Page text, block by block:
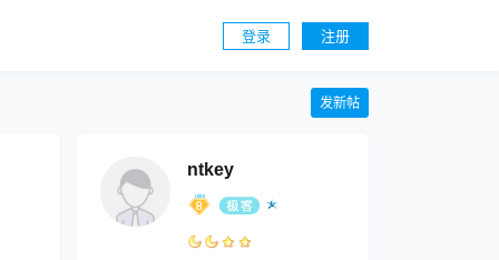
登录 注册
发新帖
ntkey